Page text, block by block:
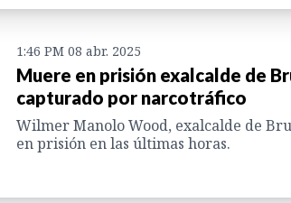
1:46 PM 08 abr. 2025
Muere en prisión exalcalde de
capturado por narcotráfico
Wilmer Manolo Wood, exalcalde de
en prisión en las últimas horas.